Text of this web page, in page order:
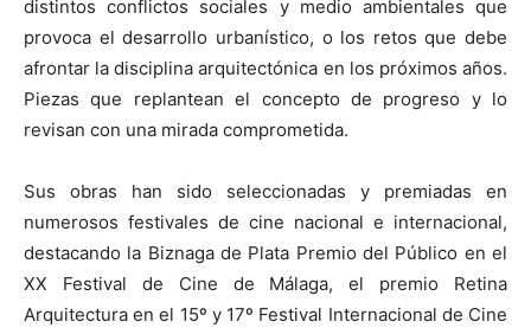
distintos conflictos sociales y medio ambientales que
provoca el desarrollo urbanístico, o los retos que debe
afrontar la disciplina arquitectónica en los próximos años.
Piezas que replantean el concepto de progreso y lo
revisan con una mirada comprometida.
Sus obras han sido seleccionadas y premiadas en
numerosos festivales de cine nacional e internacional,
destacando la Biznaga de Plata Premio del Público en el
XX Festival de Cine de Málaga, el premio Retina
Arquitectura en el 15º y 17º Festival Internacional de Cine